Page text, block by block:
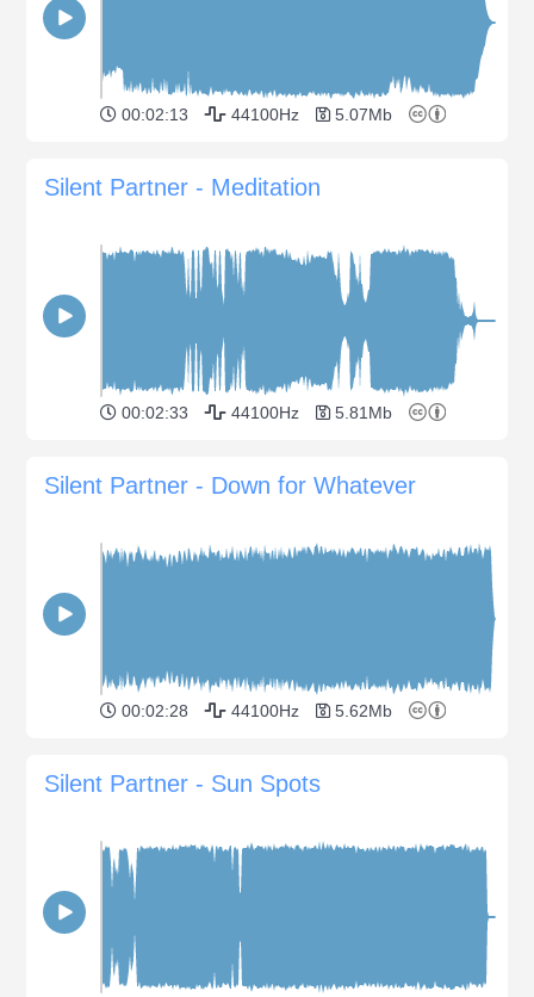
00:02:13 44100Hz 5.07Mb
Silent Partner - Meditation
00:02:33 44100Hz 5.81Mb
Silent Partner - Down for Whatever
00:02:28 44100Hz 5.62Mb
Silent Partner - Sun Spots